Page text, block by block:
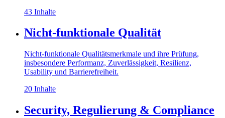
43 Inhalte
Nicht-funktionale Qualität
Nicht-funktionale Qualitätsmerkmale und ihre Prüfung,
insbesondere Performanz, Zuverlässigkeit, Resilienz,
Usability und Barrierefreiheit.
20 Inhalte
Security, Regulierung & Compliance